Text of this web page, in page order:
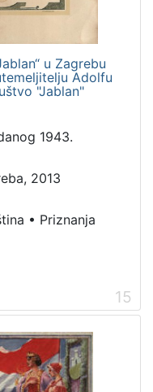
u Zagrebu
Adolfu
"Jablan"
1943.
2013
• Priznanja
15